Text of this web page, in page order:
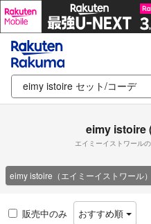
eimy istoire
エイミーイストワール
eimy istoire（エイミーイストワール）
販売中のみ おすすめ順